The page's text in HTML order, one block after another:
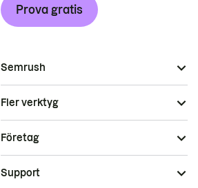
Prova gratis
Semrush
Fler verktyg
Företag
Support